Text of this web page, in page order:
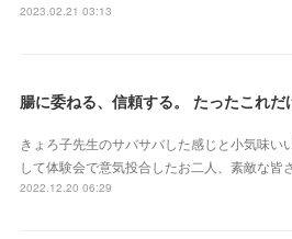
2023.02.21 03:13
きょろ子先生のサバサバした感じと小気味い
して体験会で意気投合したお二人、素敵な皆
2022.12.20 06:29